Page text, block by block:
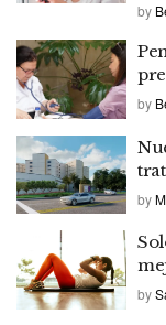
by
by
by
by